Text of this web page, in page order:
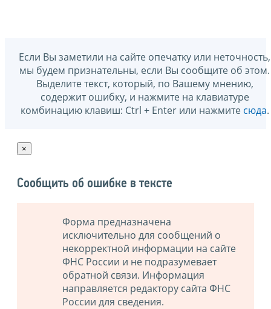
Если Вы заметили на сайте опечатку или неточность,
мы будем признательны, если Вы сообщите об этом.
Выделите текст, который, по Вашему мнению,
содержит ошибку, и нажмите на клавиатуре
комбинацию клавиш: Ctrl + Enter или нажмите сюда.
×
Сообщить об ошибке в тексте
Форма предназначена
исключительно для сообщений о
некорректной информации на сайте
ФНС России и не подразумевает
обратной связи. Информация
направляется редактору сайта ФНС
России для сведения.